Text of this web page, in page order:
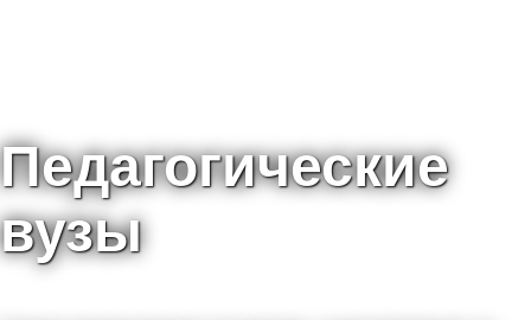
Педагогические
вузы